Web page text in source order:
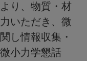
り、物質・材
いただき、微
し情報収集・
小力学懇話